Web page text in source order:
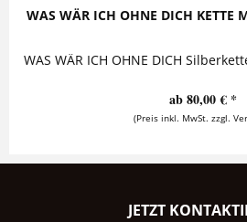
WAS WÄR ICH OHNE DICH KETTE
ab 80,00 € *
(Preis inkl. MwSt. zzgl.
JETZT